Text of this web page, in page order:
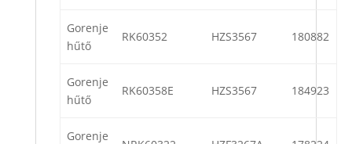
Gorenje
hűtő
RK60352 HZS3567 180882
Gorenje
hűtő
RK60358E HZS3567 184923
Gorenje